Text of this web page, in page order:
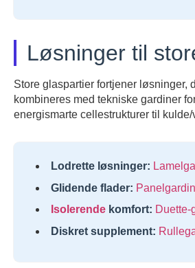
Løsninger til
Store glaspartier fortjener løsninger,
kombineres med tekniske gardiner
energismarte cellestrukturer til kulde/
Lodrette løsninger:
Glidende flader:
Isolerende komfort: Duette-
Diskret supplement: